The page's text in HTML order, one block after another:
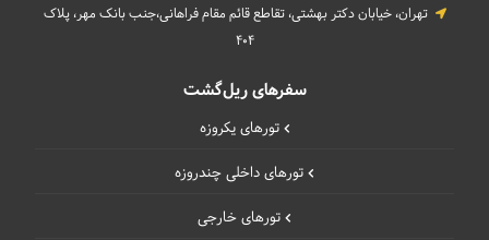
تهران، خیابان دکتر بهشتی، تقاطع قائم مقام فراهانی،جنب بانک مهر، پلاک
404
سفرهای ریل‌گشت
تورهای یکروزه
تورهای داخلی چند‌روزه
تورهای خارجی